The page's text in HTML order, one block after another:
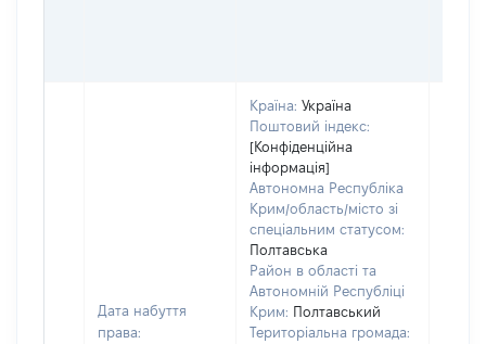
Дата набуття
права:
Країна: Україна
Поштовий індекс:
[Конфіденційна
інформація]
Автономна Республіка
Крим/область/місто зі
спеціальним статусом:
Полтавська
Район в області та
Автономній Республіці
Крим: Полтавський
Територіальна громада: